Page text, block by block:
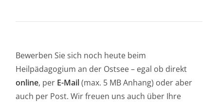
Bewerben Sie sich noch heute beim
Heilpädagogium an der Ostsee – egal ob direkt
online, per E-Mail(max. 5 MB Anhang) oder aber
auch per Post. Wir freuen uns auch über Ihre